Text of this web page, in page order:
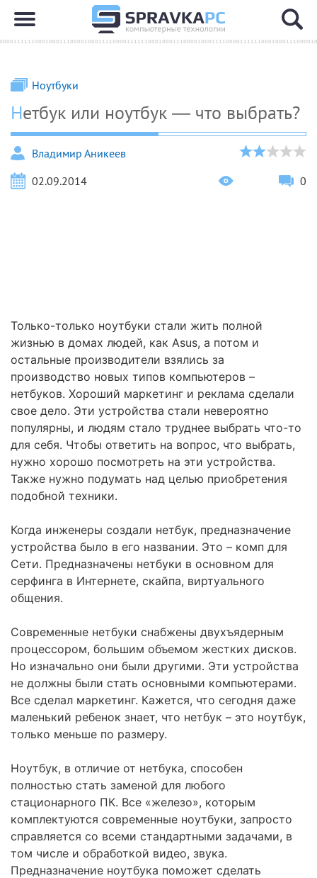
Ноутбуки
Нетбук или ноутбук — что выбрать?
Владимир Аникеев
02.09.2014
0
Только-только ноутбуки стали жить полной
жизнью в домах людей, как Asus, а потом и
остальные производители взялись за
производство новых типов компьютеров –
нетбуков. Хороший маркетинг и реклама сделали
свое дело. Эти устройства стали невероятно
популярны, и людям стало труднее выбрать что-то
для себя. Чтобы ответить на вопрос, что выбрать,
нужно хорошо посмотреть на эти устройства.
Также нужно подумать над целью приобретения
подобной техники.
Когда инженеры создали нетбук, предназначение
устройства было в его названии. Это – комп для
Сети. Предназначены нетбуки в основном для
серфинга в Интернете, скайпа, виртуального
общения.
Современные нетбуки снабжены двухъядерным
процессором, большим объемом жестких дисков.
Но изначально они были другими. Эти устройства
не должны были стать основными компьютерами.
Все сделал маркетинг. Кажется, что сегодня даже
маленький ребенок знает, что нетбук – это ноутбук,
только меньше по размеру.
Ноутбук, в отличие от нетбука, способен
полностью стать заменой для любого
стационарного ПК. Все «железо», которым
комплектуются современные ноутбуки, запросто
справляется со всеми стандартными задачами, в
том числе и обработкой видео, звука.
Предназначение ноутбука поможет сделать